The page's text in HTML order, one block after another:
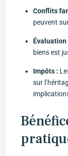
Conflits
peuvent
Évaluation
biens est
Impôts :
sur‌